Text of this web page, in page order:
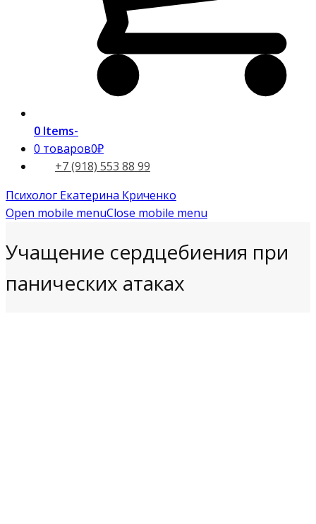
0 Items-
0 товаров0₽
+7 (918) 553 88 99
Психолог Екатерина Криченко
Open mobile menuClose mobile menu
Учащение сердцебиения при
панических атаках